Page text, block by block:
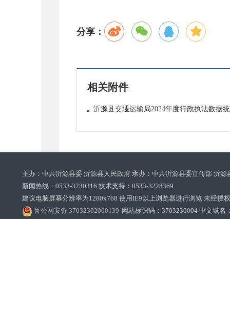
分享：
相关附件
沂源县交通运输局2024年度行政执法数据
主办：中共沂源县委 沂源县人民政府 承办：中共沂源县委宣传部 沂
新闻热线：0533-3230316 技术支持：0533-3228369‌‌
建议电脑屏幕分辨率为1280x768 使用IE9以上浏览器进行浏览 未经授
鲁公网安备 37032302000139 网站标识码：3703230004 中文域名